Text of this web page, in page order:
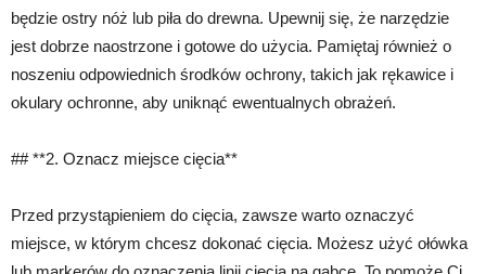
będzie ostry nóż lub piła do drewna. Upewnij się, że narzędzie
jest dobrze naostrzone i gotowe do użycia. Pamiętaj również o
noszeniu odpowiednich środków ochrony, takich jak rękawice i
okulary ochronne, aby uniknąć ewentualnych obrażeń.
## **2. Oznacz miejsce cięcia**
Przed przystąpieniem do cięcia, zawsze warto oznaczyć
miejsce, w którym chcesz dokonać cięcia. Możesz użyć ołówka